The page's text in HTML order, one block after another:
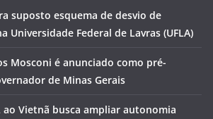
suposto esquema de desvio de
Universidade Federal de Lavras (UFLA)
Mosconi é anunciado como pré-
de Minas Gerais
ao Vietnã busca ampliar autonomia